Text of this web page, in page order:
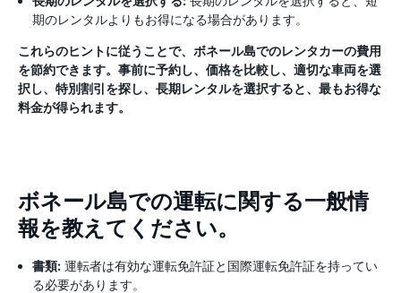
期のレンタルよりもお得になる場合があります。
これらのヒントに従うことで、ボネール島でのレンタカーの費用
を節約できます。事前に予約し、価格を比較し、適切な車両を選
択し、特別割引を探し、長期レンタルを選択すると、最もお得な
料金が得られます。
ボネール島での運転に関する一般情
報を教えてください。
書類: 運転者は有効な運転免許証と国際運転免許証を持ってい
る必要があります。